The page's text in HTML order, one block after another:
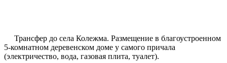
Трансфер до села Колежма. Размещение в благоустроенном
5-комнатном деревенском доме у самого причала
(электричество, вода, газовая плита, туалет).